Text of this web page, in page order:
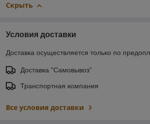
Скрыть
Условия доставки
Доставка осуществляется только по
Доставка "Самовывоз"
Транспортная компания
Все условия доставки